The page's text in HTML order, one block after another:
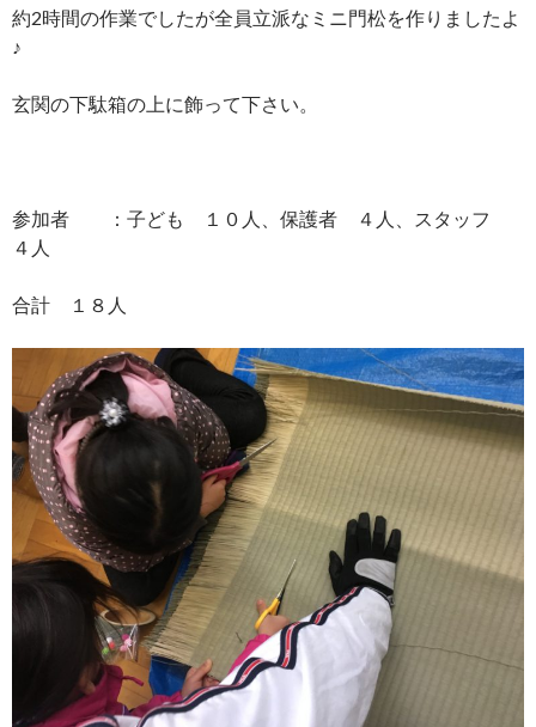
約2時間の作業でしたが全員立派なミニ門松を作りましたよ
♪
玄関の下駄箱の上に飾って下さい。
参加者 ：子ども １０人、保護者 ４人、スタッフ
４人
合計 １８人